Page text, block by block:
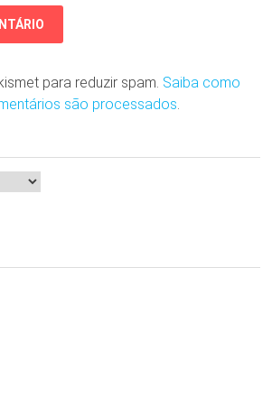
para reduzir spam. Saiba como
são processados.